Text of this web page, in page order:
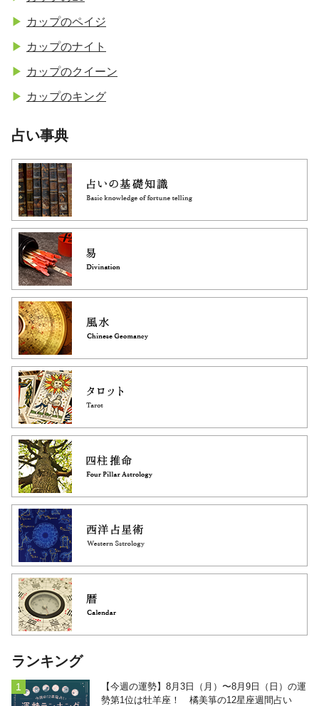
カップのペイジ
カップのナイト
カップのクイーン
カップのキング
占い事典
ランキング
【今週の運勢】8月3日（月）〜8月9日（日）の運
勢第1位は牡羊座！ 橘美箏の12星座週間占い